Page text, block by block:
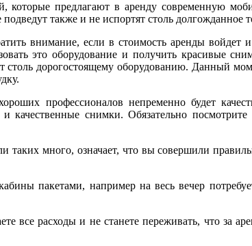
которые предлагают в аренду современную
также и не испортят столь долгожданное
внимание, если в стоимость аренды войдет и
это оборудование и получить красивые
столь дорогостоящему оборудованию. Данный
профессионалов непременно будет
качественные снимки. Обязательно
таких много, означает, что вы совершили
пакетами, например на весь вечер
все расходы и не станете переживать, что за